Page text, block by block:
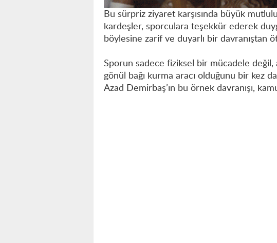
Bu sürpriz ziyaret karşısında büyük
kardeşler, sporculara teşekkür ederek
böylesine zarif ve duyarlı bir davranıştan
Sporun sadece fiziksel bir mücadele değil,
gönül bağı kurma aracı olduğunu bir kez
Azad Demirbaş’ın bu örnek davranışı,